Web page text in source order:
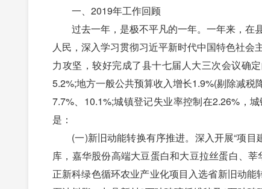
一、2019年工作回顾
过去一年，是极不平凡的一年。一年来，在
人民，深入学习贯彻习近平新时代中国特色社
力攻坚，较好完成了县十七届人大三次会议确
5.2%;地方一般公共预算收入增长1.9%(剔除减
7.7%、10.1%;城镇登记失业率控制在2.26%，
是：
(一)新旧动能转换有序推进。深入开展“项目
库，嘉华股份高端大豆蛋白和大豆拉丝蛋白、
正新科绿色循环农业产业化项目入选省新旧动